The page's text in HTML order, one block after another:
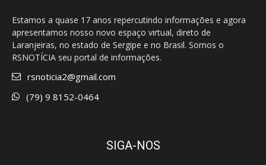
Estamos a quase 17 anos repercutindo informações e agora
apresentamos nosso novo espaço virtual, direto de
Laranjeiras, no estado de Sergipe e no Brasil. Somos o
RSNOTÍCIA seu portal de informações.
rsnoticia2@gmail.com
(79) 9 8152-0464
SIGA-NOS